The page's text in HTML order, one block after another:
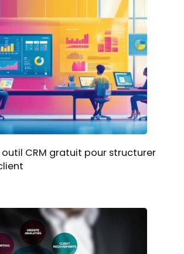
outil CRM gratuit pour structurer